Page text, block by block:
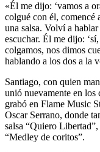
«Él me dijo: ‘vamos a
colgué con él, comencé
una salsa. Volví a
escuchar. Él me dijo:
colgamos, nos dimos
hablando a los dos a la
Santiago, con quien
unió nuevamente en
grabó en Flame Music
Oscar Serrano, donde
salsa “Quiero
“Medley de coritos”.